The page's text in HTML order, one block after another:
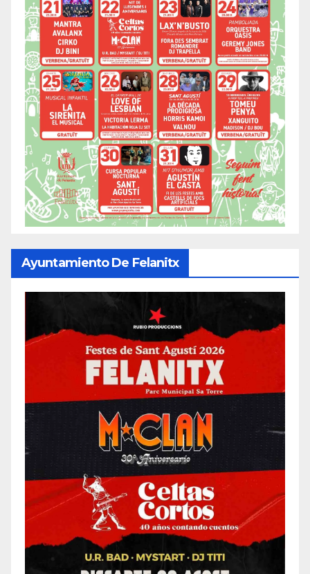
Ayuntamiento De Felanitx